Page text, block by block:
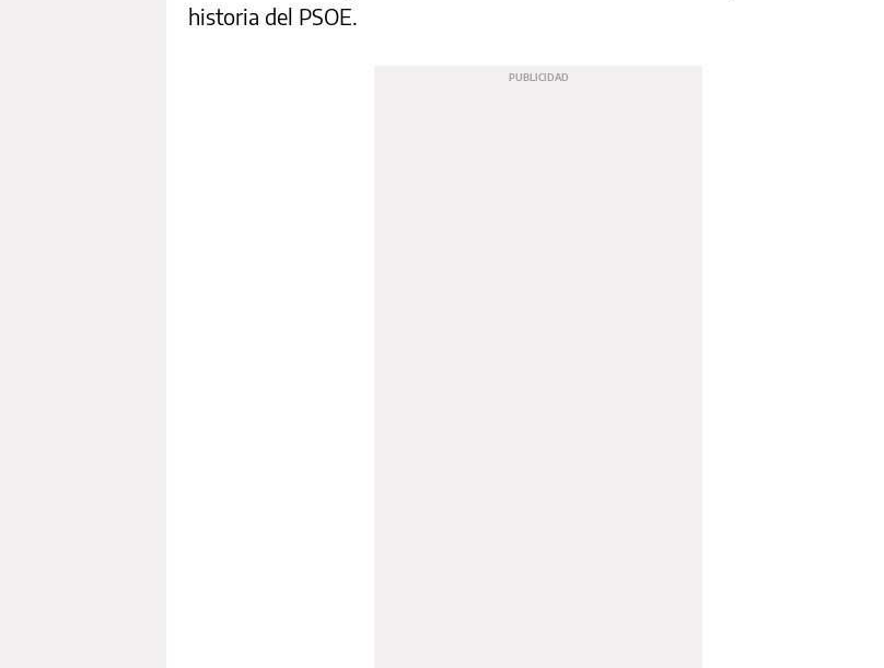
historia del PSOE.